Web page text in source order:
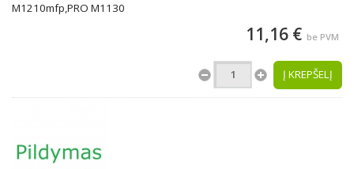
M1210mfp,PRO M1130
11,16 € be PVM
Į KREPŠELĮ